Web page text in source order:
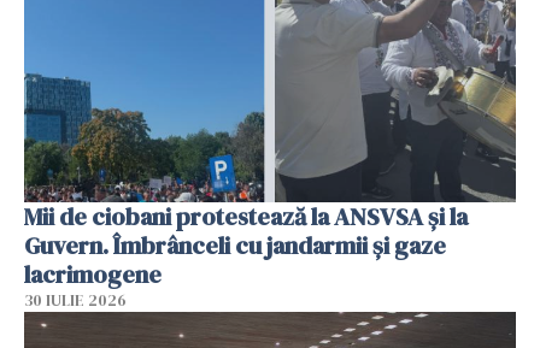
Mii de ciobani protestează la ANSVSA și la
Guvern. Îmbrânceli cu jandarmii și gaze
lacrimogene
30 IULIE 2026